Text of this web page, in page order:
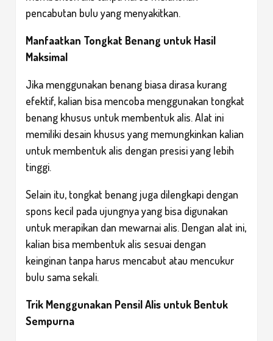
pencabutan bulu yang menyakitkan.
Manfaatkan Tongkat Benang untuk Hasil
Maksimal
Jika menggunakan benang biasa dirasa kurang
efektif, kalian bisa mencoba menggunakan tongkat
benang khusus untuk membentuk alis. Alat ini
memiliki desain khusus yang memungkinkan kalian
untuk membentuk alis dengan presisi yang lebih
tinggi.
Selain itu, tongkat benang juga dilengkapi dengan
spons kecil pada ujungnya yang bisa digunakan
untuk merapikan dan mewarnai alis. Dengan alat ini,
kalian bisa membentuk alis sesuai dengan
keinginan tanpa harus mencabut atau mencukur
bulu sama sekali.
Trik Menggunakan Pensil Alis untuk Bentuk
Sempurna